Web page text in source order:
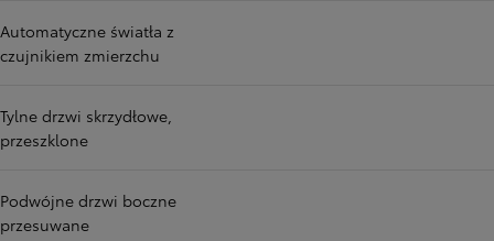
Automatyczne światła z
czujnikiem zmierzchu
Tylne drzwi skrzydłowe,
przeszklone
Podwójne drzwi boczne
przesuwane